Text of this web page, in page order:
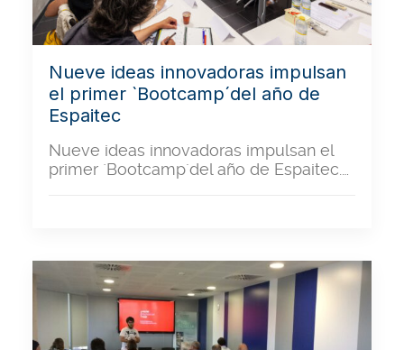
Nueve ideas innovadoras impulsan
el primer `Bootcamp´del año de
Espaitec
Nueve ideas innovadoras impulsan el
primer `Bootcamp´del año de Espaitec.…